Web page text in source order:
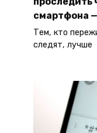
смартфона
Тем, кто
следят, лучше